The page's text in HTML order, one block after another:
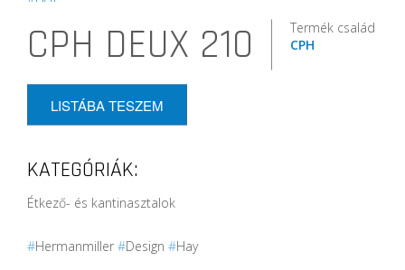
CPH DEUX 210
Termék család
CPH
LISTÁBA TESZEM
KATEGÓRIÁK:
Étkező- és kantinasztalok
#Hermanmiller #Design #Hay